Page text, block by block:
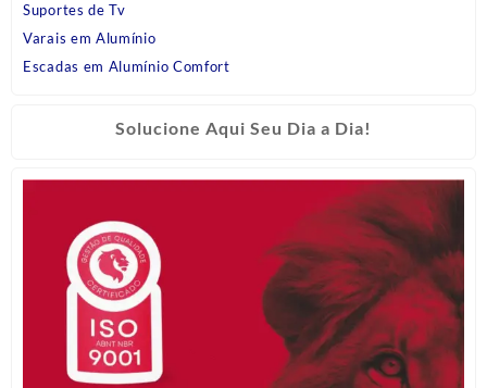
Suportes de Tv
Varais em Alumínio
Escadas em Alumínio Comfort
Solucione Aqui Seu Dia a Dia!